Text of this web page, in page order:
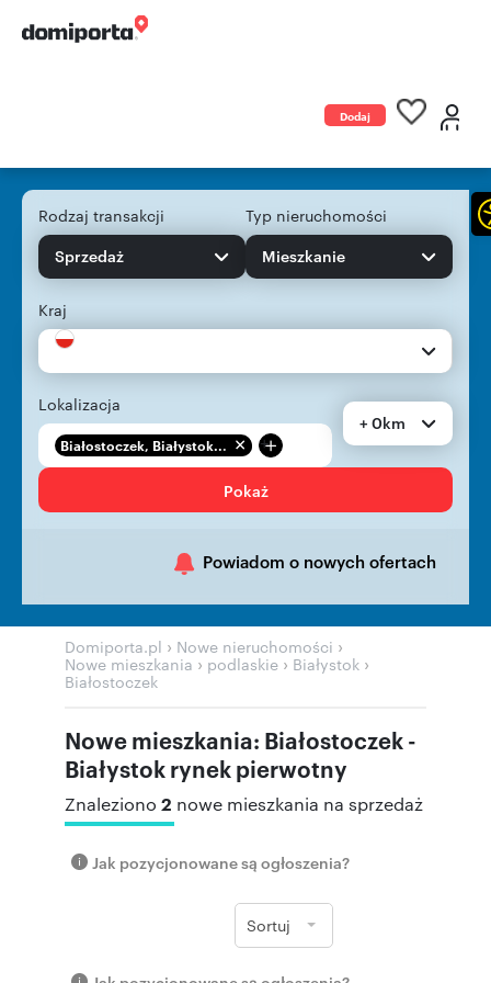
Dodaj
Rodzaj transakcji
Sprzedaż
Typ nieruchomości
Mieszkanie
Kraj
Lokalizacja
Białostoczek, Białystok... +
+ 0km
Pokaż
Powiadom o nowych ofertach
Domiporta.pl › Nowe nieruchomości ›
Nowe mieszkania › podlaskie › Białystok ›
Białostoczek
Nowe mieszkania: Białostoczek -
Białystok rynek pierwotny
Znaleziono 2 nowe mieszkania na sprzedaż
Jak pozycjonowane są ogłoszenia?
Sortuj